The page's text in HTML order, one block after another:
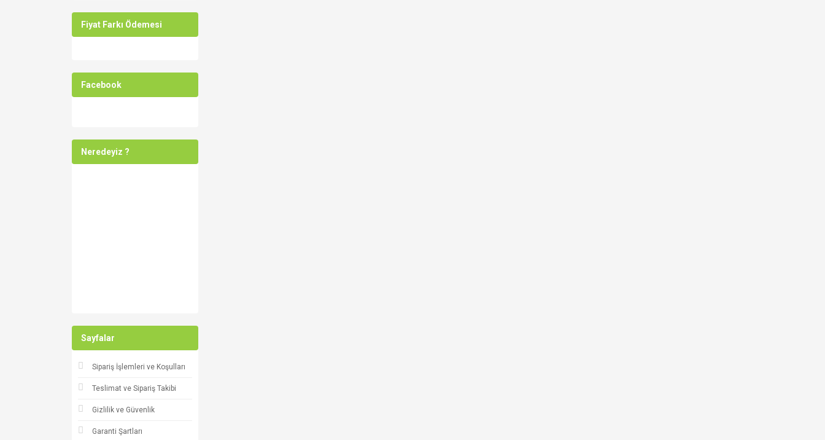
Fiyat Farkı Ödemesi
Facebook
Neredeyiz ?
Sayfalar
Sipariş İşlemleri ve Koşulları
Teslimat ve Sipariş Takibi
Gizlilik ve Güvenlik
Garanti Şartları